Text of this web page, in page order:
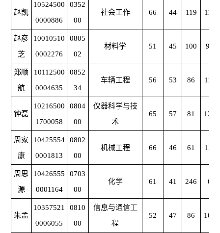
赵凯
10524500
0000886
0352
00
社会工作 66 44 119 113
赵彦
芝
10010510
0002276
0805
02
材料学 51 45 100 93
郑顺
航
10112500
0004635
0852
34
车辆工程 56 53 86 111
钟磊
10216500
1700058
0804
00
仪器科学与技
术
65 57 81 127
周家
康
10425554
0001813
0802
00
机械工程 66 46 61 119
周思
源
10426555
0001164
0703
00
化学 61 41 246 0
朱孟
10357521
0006055
0810
00
信息与通信工
程
52 47 86 104